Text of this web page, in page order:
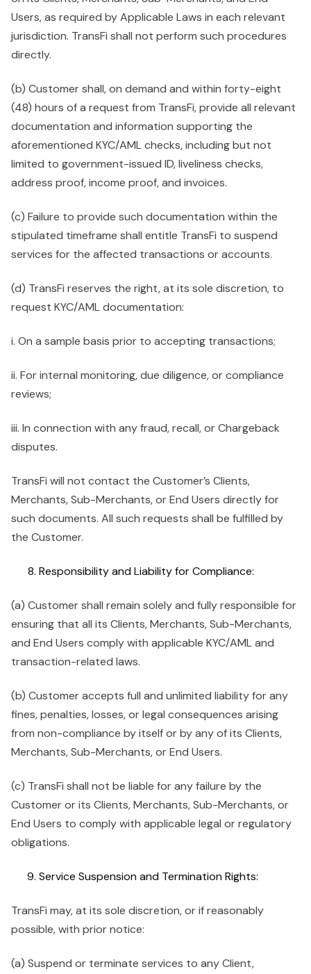
Users, as required by Applicable Laws in each relevant
jurisdiction. TransFi shall not perform such procedures
directly.
(b) Customer shall, on demand and within forty-eight
(48) hours of a request from TransFi, provide all relevant
documentation and information supporting the
aforementioned KYC/AML checks, including but not
limited to government-issued ID, liveliness checks,
address proof, income proof, and invoices.
(c) Failure to provide such documentation within the
stipulated timeframe shall entitle TransFi to suspend
services for the affected transactions or accounts.
(d) TransFi reserves the right, at its sole discretion, to
request KYC/AML documentation:
i. On a sample basis prior to accepting transactions;
ii. For internal monitoring, due diligence, or compliance
reviews;
iii. In connection with any fraud, recall, or Chargeback
disputes.
TransFi will not contact the Customer’s Clients,
Merchants, Sub-Merchants, or End Users directly for
such documents. All such requests shall be fulfilled by
the Customer.
Responsibility and Liability for Compliance:
(a) Customer shall remain solely and fully responsible for
ensuring that all its Clients, Merchants, Sub-Merchants,
and End Users comply with applicable KYC/AML and
transaction-related laws.
(b) Customer accepts full and unlimited liability for any
fines, penalties, losses, or legal consequences arising
from non-compliance by itself or by any of its Clients,
Merchants, Sub-Merchants, or End Users.
(c) TransFi shall not be liable for any failure by the
Customer or its Clients, Merchants, Sub-Merchants, or
End Users to comply with applicable legal or regulatory
obligations.
Service Suspension and Termination Rights:
TransFi may, at its sole discretion, or if reasonably
possible, with prior notice:
(a) Suspend or terminate services to any Client,